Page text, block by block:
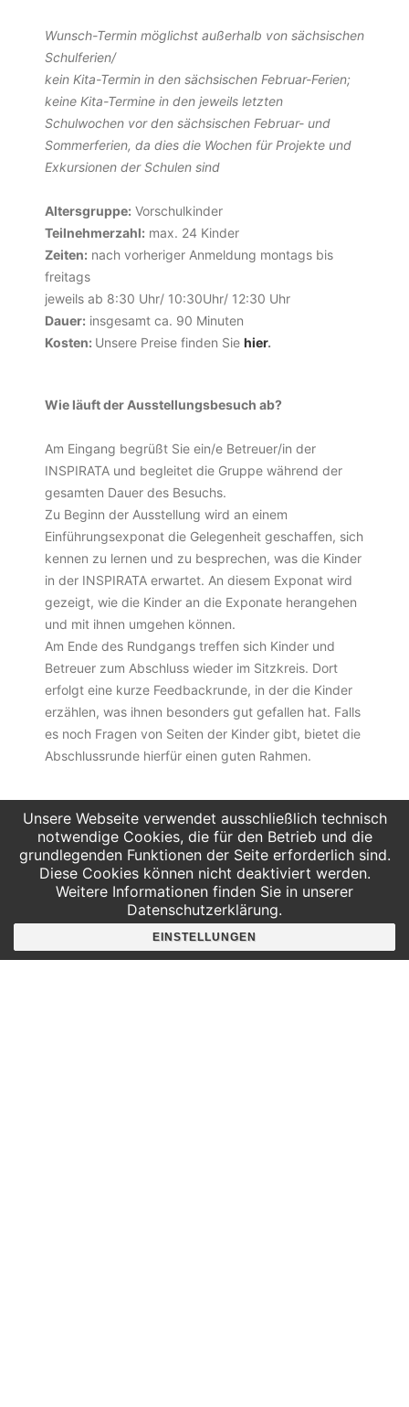
Wunsch-Termin möglichst außerhalb von sächsischen
Schulferien/
kein Kita-Termin in den sächsischen Februar-Ferien;
keine Kita-Termine in den jeweils letzten
Schulwochen vor den sächsischen Februar- und
Sommerferien, da dies die Wochen für Projekte und
Exkursionen der Schulen sind
Altersgruppe: Vorschulkinder
Teilnehmerzahl: max. 24 Kinder
Zeiten: nach vorheriger Anmeldung montags bis
freitags
jeweils ab 8:30 Uhr/ 10:30Uhr/ 12:30 Uhr
Dauer: insgesamt ca. 90 Minuten
Kosten: Unsere Preise finden Sie hier.
Wie läuft der Ausstellungsbesuch ab?
Am Eingang begrüßt Sie ein/e Betreuer/in der
INSPIRATA und begleitet die Gruppe während der
gesamten Dauer des Besuchs.
Zu Beginn der Ausstellung wird an einem
Einführungsexponat die Gelegenheit geschaffen, sich
kennen zu lernen und zu besprechen, was die Kinder
in der INSPIRATA erwartet. An diesem Exponat wird
gezeigt, wie die Kinder an die Exponate herangehen
und mit ihnen umgehen können.
Am Ende des Rundgangs treffen sich Kinder und
Betreuer zum Abschluss wieder im Sitzkreis. Dort
erfolgt eine kurze Feedbackrunde, in der die Kinder
erzählen, was ihnen besonders gut gefallen hat. Falls
es noch Fragen von Seiten der Kinder gibt, bietet die
Abschlussrunde hierfür einen guten Rahmen.
Jetzt Buchen
Unsere Webseite verwendet ausschließlich technisch
notwendige Cookies, die für den Betrieb und die
grundlegenden Funktionen der Seite erforderlich sind.
Diese Cookies können nicht deaktiviert werden.
Weitere Informationen finden Sie in unserer
Datenschutzerklärung.
EINSTELLUNGEN